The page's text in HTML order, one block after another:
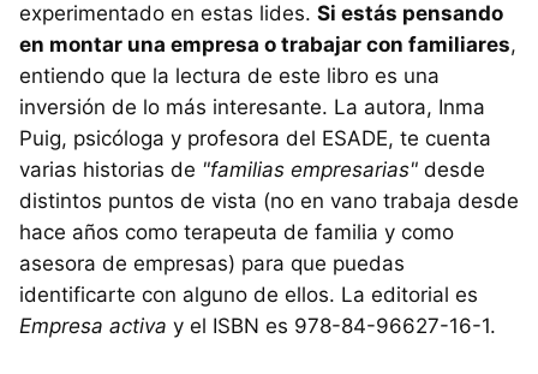
experimentado en estas lides. Si estás pensando
en montar una empresa o trabajar con familiares,
entiendo que la lectura de este libro es una
inversión de lo más interesante. La autora, Inma
Puig, psicóloga y profesora del ESADE, te cuenta
varias historias de "familias empresarias" desde
distintos puntos de vista (no en vano trabaja desde
hace años como terapeuta de familia y como
asesora de empresas) para que puedas
identificarte con alguno de ellos. La editorial es
Empresa activa y el ISBN es 978-84-96627-16-1.